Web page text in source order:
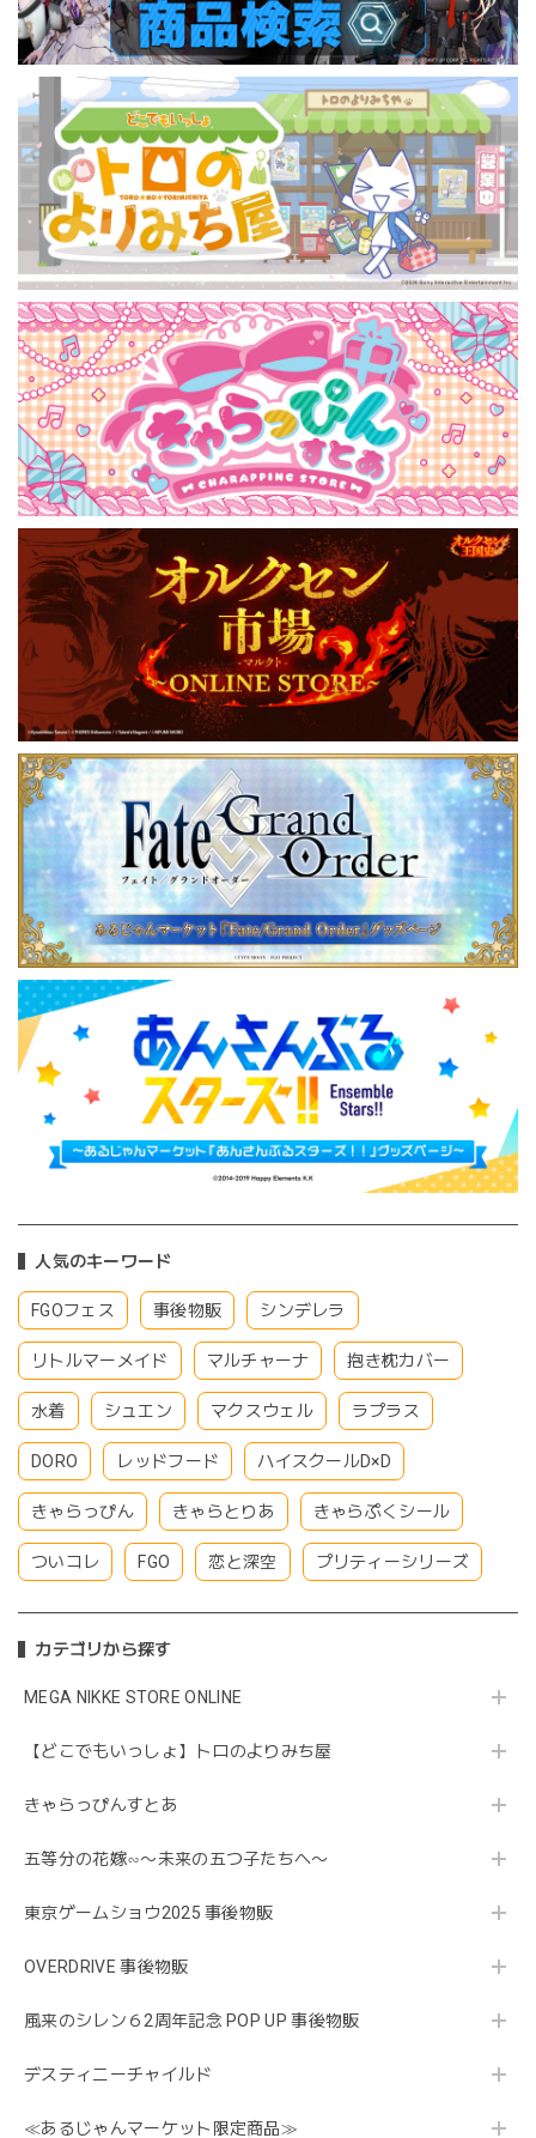
人気のキーワード
FGOフェス 事後物販 シンデレラ
リトルマーメイド マルチャーナ 抱き枕カバー
水着 シュエン マクスウェル ラプラス
DORO レッドフード ハイスクールD×D
きゃらっぴん きゃらとりあ きゃらぷくシール
ついコレ FGO 恋と深空 プリティーシリーズ
カテゴリから探す
MEGA NIKKE STORE ONLINE
【どこでもいっしょ】トロのよりみち屋
きゃらっぴんすとあ
五等分の花嫁∽〜未来の五つ子たちへ〜
東京ゲームショウ2025 事後物販
OVERDRIVE 事後物販
風来のシレン６2周年記念 POP UP 事後物販
デスティニーチャイルド
≪あるじゃんマーケット限定商品≫